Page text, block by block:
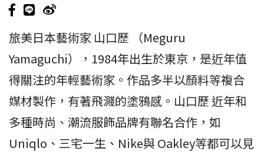
旅美日本藝術家 山口歷 （Meguru
Yamaguchi），1984年出生於東京，是近年值
得關注的年輕藝術家。作品多半以顏料等複合
媒材製作，有著飛濺的塗鴉感。山口歷 近年和
多種時尚、潮流服飾品牌有聯名合作，如
Uniqlo、三宅一生、Nike與 Oakley等都可以見